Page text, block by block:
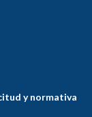
y normativa